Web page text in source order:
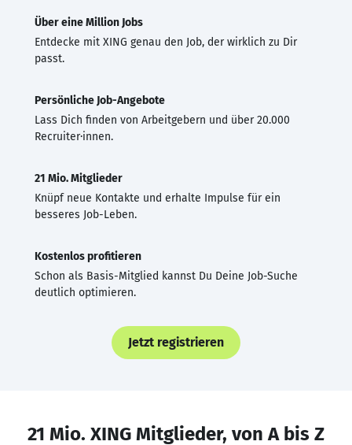
Über eine Million Jobs
Entdecke mit XING genau den Job, der wirklich zu Dir
passt.
Persönliche Job-Angebote
Lass Dich finden von Arbeitgebern und über 20.000
Recruiter·innen.
21 Mio. Mitglieder
Knüpf neue Kontakte und erhalte Impulse für ein
besseres Job-Leben.
Kostenlos profitieren
Schon als Basis-Mitglied kannst Du Deine Job-Suche
deutlich optimieren.
Jetzt registrieren
21 Mio. XING Mitglieder, von A bis Z